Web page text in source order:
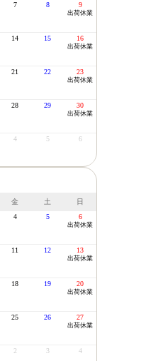
7 8 9
出荷休業
14 15 16
出荷休業
21 22 23
出荷休業
28 29 30
出荷休業
4 5 6
金 土
日
4 5 6
出荷休業
11 12 13
出荷休業
18 19 20
出荷休業
25 26 27
出荷休業
2 3 4